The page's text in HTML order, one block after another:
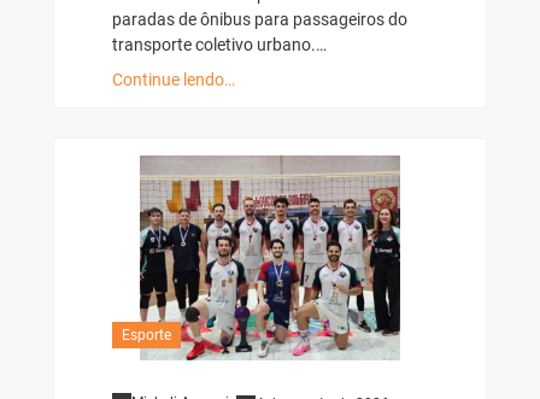
paradas de ônibus para passageiros do
transporte coletivo urbano.…
Continue lendo…
Esporte